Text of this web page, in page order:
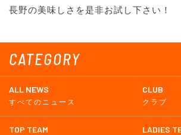
CATEGORY
ALL NEWS
すべてのニュース
CLUB
クラブ
TOP TEAM LADIES
長野の美味しさを是非お試し下さい！